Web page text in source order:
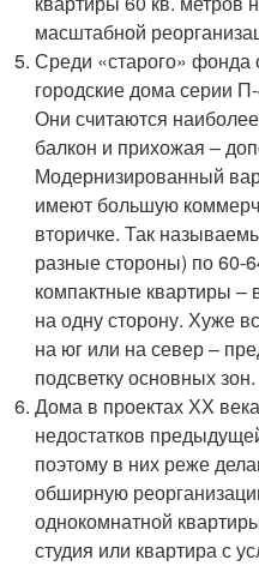
масштабной
Среди «старого» фонда
городские дома серии
Они считаются
балкон и прихожая –
Модернизированный
имеют большую
вторичке. Так
разные стороны) по 60-
компактные квартиры –
на одну сторону. Хуже
на юг или на север –
подсветку основных зон.
Дома в проектах ХХ
недостатков
поэтому в них реже
обширную
однокомнатной
студия или квартира с